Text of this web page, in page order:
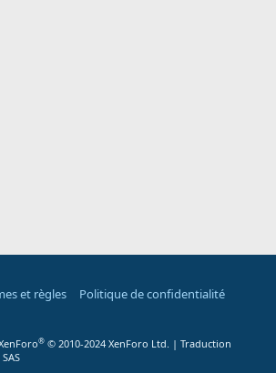
et règles
Politique de confidentialité
® © 2010-2024 XenForo Ltd. | Traduction